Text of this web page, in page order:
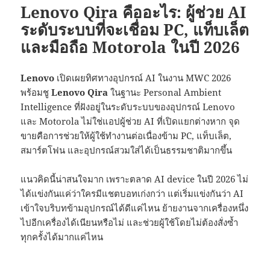
Lenovo Qira คืออะไร: ผู้ช่วย AI
ระดับระบบที่จะเชื่อม PC, แท็บเล็ต
และมือถือ Motorola ในปี 2026
Lenovo เปิดเผยทิศทางอุปกรณ์ AI ในงาน MWC 2026
พร้อมชูLenovo Qira ในฐานะ Personal Ambient
Intelligence ที่ฝังอยู่ในระดับระบบของอุปกรณ์ Lenovo
และ Motorola ไม่ใช่แอปผู้ช่วย AI ที่เปิดแยกต่างหาก จุด
ขายคือการช่วยให้ผู้ใช้ทำงานต่อเนื่องข้าม PC, แท็บเล็ต,
สมาร์ตโฟน และอุปกรณ์สวมใส่ได้เป็นธรรมชาติมากขึ้น
แนวคิดนี้น่าสนใจมาก เพราะตลาด AI device ในปี 2026 ไม่
ได้แข่งกันแค่ว่าใครมีแชตบอทเก่งกว่า แต่เริ่มแข่งกันว่า AI
เข้าใจบริบทข้ามอุปกรณ์ได้ดีแค่ไหน ย้ายงานจากเครื่องหนึ่ง
ไปอีกเครื่องได้เนียนหรือไม่ และช่วยผู้ใช้โดยไม่ต้องสั่งซ้ำ
ทุกครั้งได้มากแค่ไหน